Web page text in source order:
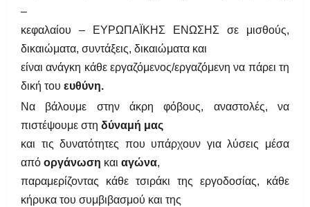
–
κεφαλαίου – ΕΥΡΩΠΑΪΚΗΣ ΕΝΩΣΗΣ σε μισθούς,
δικαιώματα, συντάξεις, δικαιώματα και
είναι ανάγκη κάθε εργαζόμενος/εργαζόμενη να πάρει τη
δική του ευθύνη.
Να βάλουμε στην άκρη φόβους, αναστολές, να
πιστέψουμε στη δύναμή μας
και τις δυνατότητες που υπάρχουν για λύσεις μέσα
από οργάνωση και αγώνα,
παραμερίζοντας κάθε τσιράκι της εργοδοσίας, κάθε
κήρυκα του συμβιβασμού και της